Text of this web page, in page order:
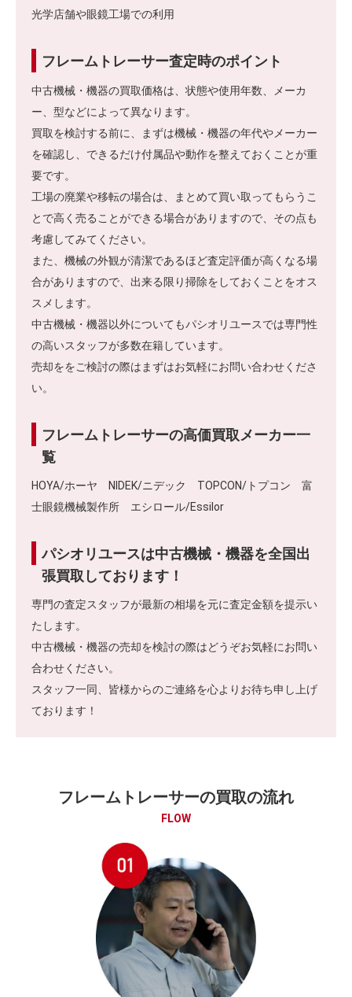
光学店舗や眼鏡工場での利用
フレームトレーサー査定時のポイント
中古機械・機器の買取価格は、状態や使用年数、メーカ
ー、型などによって異なります。
買取を検討する前に、まずは機械・機器の年代やメーカー
を確認し、できるだけ付属品や動作を整えておくことが重
要です。
工場の廃業や移転の場合は、まとめて買い取ってもらうこ
とで高く売ることができる場合がありますので、その点も
考慮してみてください。
また、機械の外観が清潔であるほど査定評価が高くなる場
合がありますので、出来る限り掃除をしておくことをオス
スメします。
中古機械・機器以外についてもパシオリユースでは専門性
の高いスタッフが多数在籍しています。
売却ををご検討の際はまずはお気軽にお問い合わせくださ
い。
フレームトレーサーの高価買取メーカー一
覧
HOYA/ホーヤ NIDEK/ニデック TOPCON/トプコン 富
士眼鏡機械製作所 エシロール/Essilor
パシオリユースは中古機械・機器を全国出
張買取しております！
専門の査定スタッフが最新の相場を元に査定金額を提示い
たします。
中古機械・機器の売却を検討の際はどうぞお気軽にお問い
合わせください。
スタッフ一同、皆様からのご連絡を心よりお待ち申し上げ
ております！
フレームトレーサーの買取の流れ
FLOW